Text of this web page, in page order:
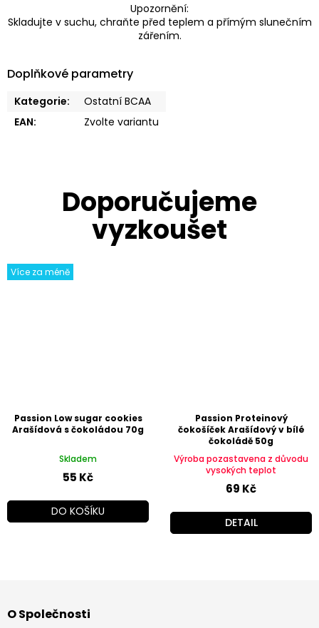
Více za méně
Passion Low sugar cookies
Arašídová s čokoládou 70g
Skladem
55 Kč
DO KOŠÍKU
Passion Proteinový
čokošíček Arašídový v bílé
čokoládě 50g
Výroba pozastavena z důvodu
vysokých teplot
69 Kč
DETAIL
Upozornění:
Skladujte v suchu, chraňte před teplem a přímým slunečním
zářením.
Doplňkové parametry
Kategorie:
Ostatní BCAA
EAN: Zvolte variantu
pO Společnosti